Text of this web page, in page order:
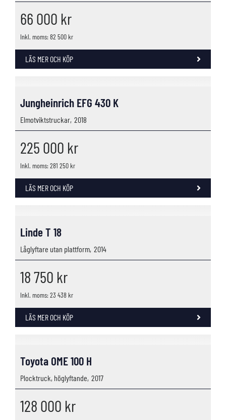
66 000 kr
Inkl. moms: 82 500 kr
LÄS MER OCH KÖP
Jungheinrich EFG 430 K
Elmotviktstruckar, 2018
225 000 kr
Inkl. moms: 281 250 kr
LÄS MER OCH KÖP
Linde T 18
Låglyftare utan plattform, 2014
18 750 kr
Inkl. moms: 23 438 kr
LÄS MER OCH KÖP
Toyota OME 100 H
Plocktruck, höglyftande, 2017
128 000 kr